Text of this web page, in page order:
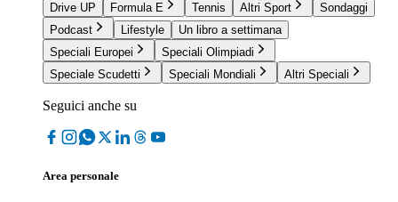
Drive UP
Formula E Tennis Altri Sport
Sondaggi
Podcast
Lifestyle
Un libro a settimana
Speciali Europei
Speciali Olimpiadi
Speciale Scudetti
Speciali Mondiali Altri Speciali
Seguici anche su
Area personale